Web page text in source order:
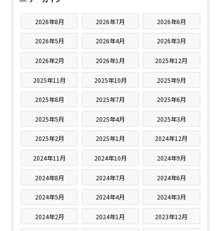
2026年8月 2026年7月 2026年6月
2026年5月 2026年4月 2026年3月
2026年2月 2026年1月 2025年12月
2025年11月 2025年10月 2025年9月
2025年8月 2025年7月 2025年6月
2025年5月 2025年4月 2025年3月
2025年2月 2025年1月 2024年12月
2024年11月 2024年10月 2024年9月
2024年8月 2024年7月 2024年6月
2024年5月 2024年4月 2024年3月
2024年2月 2024年1月 2023年12月